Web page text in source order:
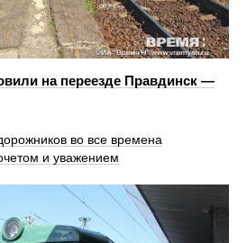
на переезде Правдинск —
во все времена
и уважением